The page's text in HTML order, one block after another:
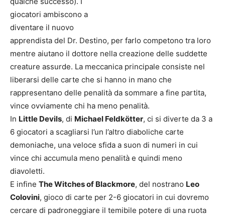
giocatori ambiscono a
diventare il nuovo
apprendista del Dr. Destino, per farlo competono tra loro
mentre aiutano il dottore nella creazione delle suddette
creature assurde. La meccanica principale consiste nel
liberarsi delle carte che si hanno in mano che
rappresentano delle penalità da sommare a fine partita,
vince ovviamente chi ha meno penalità.
In Little Devils, di Michael Feldkötter, ci si diverte da 3 a
6 giocatori a scagliarsi l’un l’altro diaboliche carte
demoniache, una veloce sfida a suon di numeri in cui
vince chi accumula meno penalità e quindi meno
diavoletti.
E infine The Witches of Blackmore, del nostrano Leo
Colovini, gioco di carte per 2-6 giocatori in cui dovremo
cercare di padroneggiare il temibile potere di una ruota